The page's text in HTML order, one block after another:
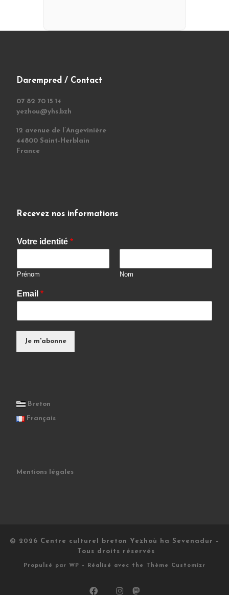
Darempred / Contact
07 82 70 15 14
yezhou@yhs.bzh
12 avenue de l’Angevinière
44800 Saint-Herblain
France
Recevez nos informations
Votre identité *
Prénom Nom
Email *
Je m'abonne
Breton
Français
Mentions légales
© 2026 Centre culturel breton Yezhoù ha Sevenadur
–
Tous droits réservés
Propulsé par WP – Réalisé avec the Thème Customizr